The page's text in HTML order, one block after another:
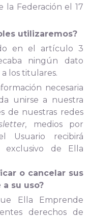
la Federación el 17
utilizaremos?
en el artículo 3
ningún dato
los titulares.
necesaria
unirse a nuestra
de nuestras redes
, medios por
Usuario recibirá
exclusivo de Ella
o cancelar sus
su uso?
Ella Emprende
derechos de